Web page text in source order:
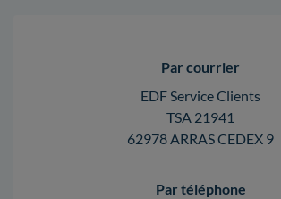
Par courrier
EDF Service Clients
TSA 21941
62978 ARRAS CEDEX 9
Par téléphone